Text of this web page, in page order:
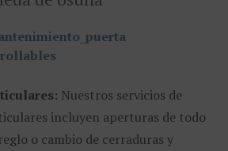
Nuestros servicios de
incluyen aperturas de todo
o cambio de cerraduras y